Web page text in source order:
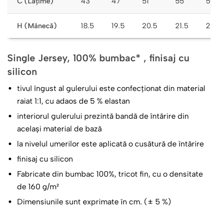
H (Mânecă) 18.5 19.5 20.5 21.5
Single Jersey, 100% bumbac* , finisaj cu
silicon
tivul îngust al gulerului este confecționat din material
raiat 1:1, cu adaos de 5 % elastan
interiorul gulerului prezintă bandă de întărire din
același material de bază
la nivelul umerilor este aplicată o cusătură de întărire
finisaj cu silicon
Fabricate din bumbac 100%, tricot fin, cu o densitate
de 160 g/m²
Dimensiunile sunt exprimate în cm. (± 5 %)